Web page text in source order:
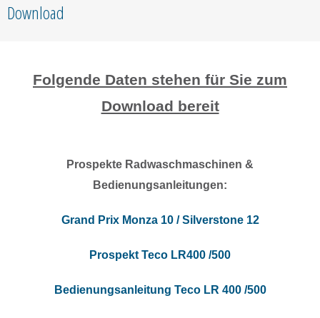
Download
Folgende Daten stehen für Sie zum
Download bereit
Prospekte Radwaschmaschinen &
Bedienungsanleitungen:
Grand Prix Monza 10 / Silverstone 12
Prospekt Teco LR400 /500
Bedienungsanleitung Teco LR 400 /500